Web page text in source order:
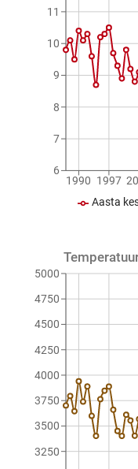
1990 1997
6
7
8
9
10
11
Aasta
3250
3500
3750
4000
4250
4500
4750
5000